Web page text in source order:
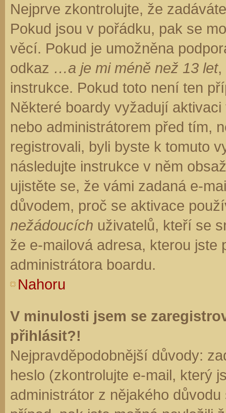
Nejprve zkontrolujte, že
Pokud jsou v pořádku, pak se
věcí. Pokud je umožněna
odkaz …a je mi méně než 13 let,
instrukce. Pokud toto není ten
Některé boardy vyžadují
nebo administrátorem před tím,
registrovali, byli byste k tomuto
následujte instrukce v něm
ujistěte se, že vámi zadaná e-
důvodem, proč se aktivace
nežádoucích uživatelů, kteří se
že e-mailová adresa, kterou jste
administrátora boardu.
Nahoru
V minulosti jsem se
přihlásit?!
Nejpravděpodobnější důvody:
heslo (zkontrolujte e-mail, který
administrátor z nějakého